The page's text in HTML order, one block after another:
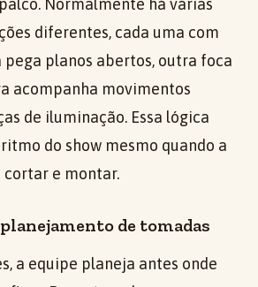
Normalmente há várias
diferentes, cada uma com
pega planos abertos, outra foca
acompanha movimentos
de iluminação. Essa lógica
do show mesmo quando a
e montar.
de tomadas
a equipe planeja antes onde